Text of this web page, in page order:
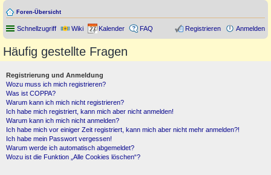
Foren-Übersicht
Schnellzugriff Wiki Kalender FAQ Anmelden
Registrieren
Häufig gestellte Fragen
Registrierung und Anmeldung
Wozu muss ich mich registrieren?
Was ist COPPA?
Warum kann ich mich nicht registrieren?
Ich habe mich registriert, kann mich aber nicht anmelden!
Warum kann ich mich nicht anmelden?
Ich habe mich vor einiger Zeit registriert, kann mich aber nicht mehr anmelden?!
Ich habe mein Passwort vergessen!
Warum werde ich automatisch abgemeldet?
Wozu ist die Funktion „Alle Cookies löschen“?